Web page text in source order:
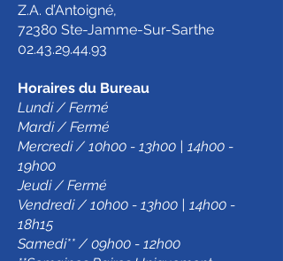
Z.A. d’Antoigné,
72380 Ste-Jamme-Sur-Sarthe
02.43.29.44.93
Horaires du Bureau
Lundi / Fermé
Mardi / Fermé
Mercredi / 10h00 - 13h00 | 14h00 -
19h00
Jeudi / Fermé
Vendredi / 10h00 - 13h00 | 14h00 -
18h15
Samedi** / 09h00 - 12h00